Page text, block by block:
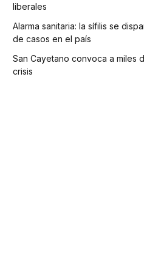
liberales
Alarma sanitaria: la sífilis se
de casos en el país
San Cayetano convoca a miles
crisis